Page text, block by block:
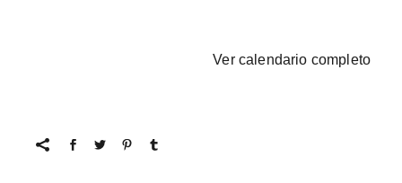
Ver calendario completo